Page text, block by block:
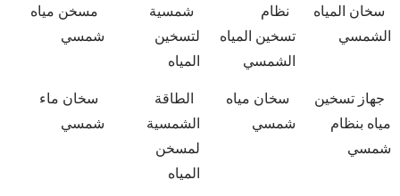
سخان المياه
الشمسي
نظام
تسخين المياه
الشمسي
شمسية
لتسخين
المياه
مسخن مياه
شمسي
جهاز تسخين
مياه بنظام
شمسي
سخان مياه
شمسي
الطاقة
الشمسية
لمسخن
المياه
سخان ماء
شمسي